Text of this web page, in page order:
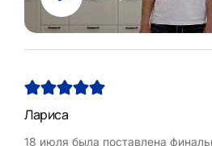
Лариса
18 июля была поставлена